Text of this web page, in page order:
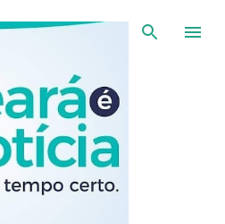
conteúdo principal